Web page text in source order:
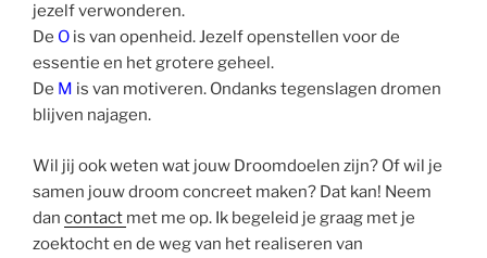
jezelf verwonderen.
De O is van openheid. Jezelf openstellen voor de
essentie en het grotere geheel.
De M is van motiveren. Ondanks tegenslagen dromen
blijven najagen.
Wil jij ook weten wat jouw Droomdoelen zijn? Of wil je
samen jouw droom concreet maken? Dat kan! Neem
dan contact met me op. Ik begeleid je graag met je
zoektocht en de weg van het realiseren van